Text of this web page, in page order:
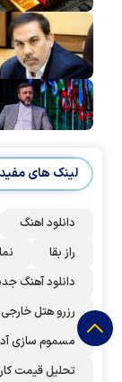
لینک های مفید
دانلود اهنگ
راز بقا
دانلود آهنگ
رزرو هتل خارجی
مسموم سازی
تحلیل قیمت